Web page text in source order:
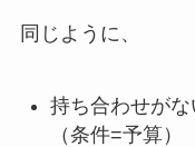
同じように、
持ち合わせが
（条件=予算）